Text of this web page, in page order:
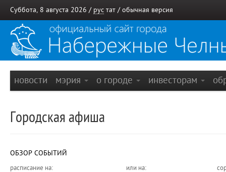
Суббота, 8 августа 2026 / рус тат / обычная версия
новости мэрия о городе инвесторам
Городская афиша
ОБЗОР СОБЫТИЙ
расписание на: или на: